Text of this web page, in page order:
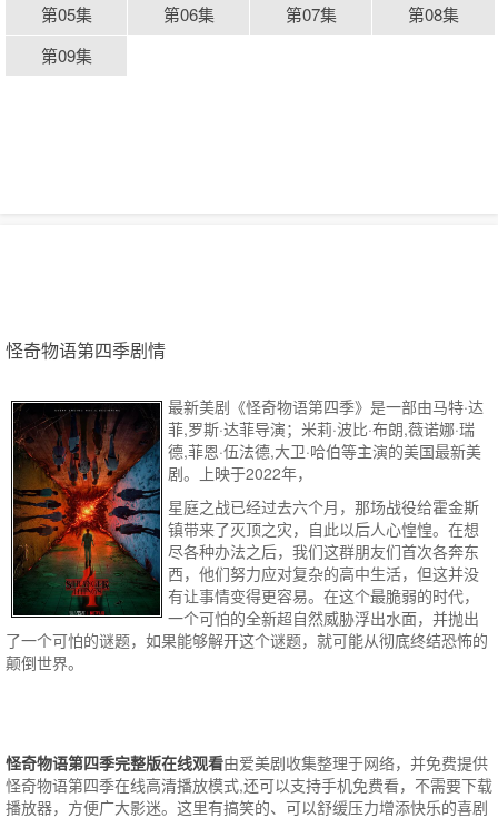
第05集
第06集 第07集
第08集
第09集
怪奇物语第四季剧情
最新美剧《怪奇物语第四季》是一部由马特·达
菲,罗斯·达菲导演；米莉·波比·布朗,薇诺娜·瑞
德,菲恩·伍法德,大卫·哈伯等主演的美国最新美
剧。上映于2022年，
星庭之战已经过去六个月，那场战役给霍金斯
镇带来了灭顶之灾，自此以后人心惶惶。在想
尽各种办法之后，我们这群朋友们首次各奔东
西，他们努力应对复杂的高中生活，但这并没
有让事情变得更容易。在这个最脆弱的时代，
一个可怕的全新超自然威胁浮出水面，并抛出
了一个可怕的谜题，如果能够解开这个谜题，就可能从彻底终结恐怖的
颠倒世界。
怪奇物语第四季完整版在线观看由爱美剧收集整理于网络，并免费提供
怪奇物语第四季在线高清播放模式,还可以支持手机免费看，不需要下载
播放器，方便广大影迷。这里有搞笑的、可以舒缓压力增添快乐的喜剧